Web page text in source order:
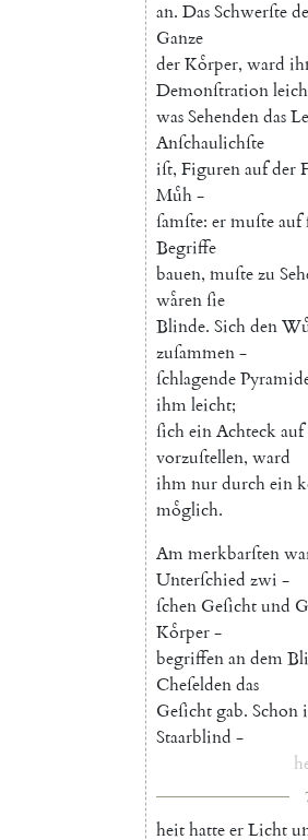
an. DasSchwerſte
Ganze
derKoͤrper, ward
Demonſtration
wasSehendendas
Anſchaulichſte
iſt, Figurenaufder
Muͤh-
ſamſte: ermuſteauf
Begriffe
bauen, muſtezu
waͤrenſie
Blinde. Sichden
zuſammen-
ſchlagende
ihmleicht;
ſicheinAchteckauf
vorzuſtellen, ward
ihmnurdurchein
moͤglich.
Ammerkbarſten
Unterſchied zwi -
ſchen Geſichtund
Koͤrper-
begriffenandem
Cheſeldendas
Geſichtgab. Schon
Staarblind -
heithatteerLicht